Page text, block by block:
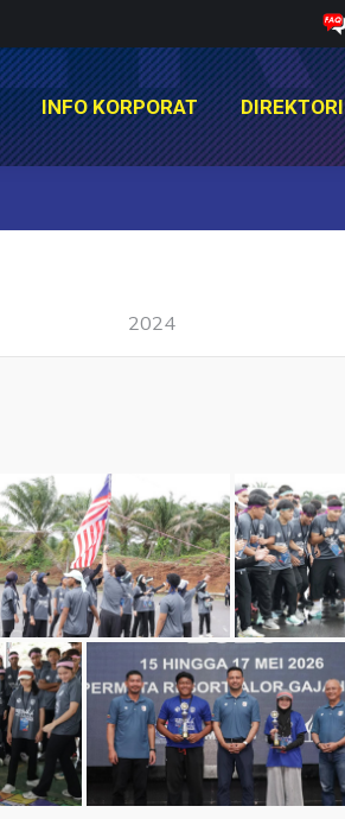
INFO KORPORAT DIREKTORI
2024
INFO KORPORAT DIREKTORI